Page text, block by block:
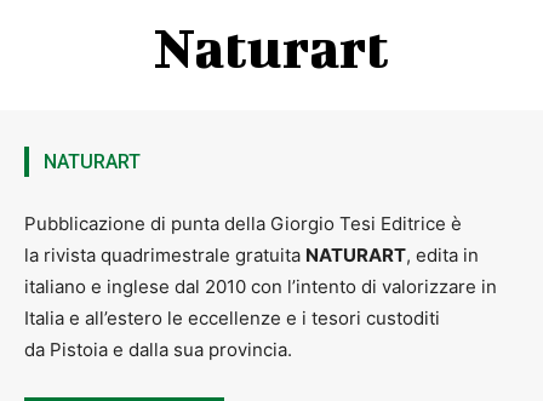
Naturart
NATURART
Pubblicazione di punta della Giorgio Tesi Editrice è
la rivista quadrimestrale gratuita NATURART, edita in
italiano e inglese dal 2010 con l’intento di valorizzare in
Italia e all’estero le eccellenze e i tesori custoditi
da Pistoia e dalla sua provincia.